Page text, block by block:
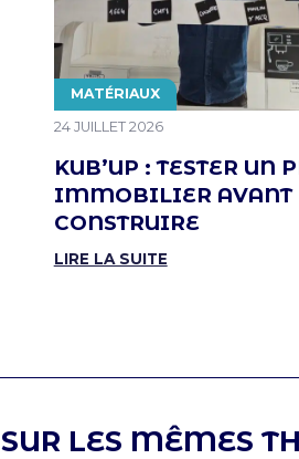
KUB’UP : TESTER UN
IMMOBILIER AVANT
CONSTRUIRE
PUBLIÉ LE
24 JUILLET 2026
THÉMATIQUE
MATÉRIAUX
LIRE LA SUITE
SUR LES MÊMES